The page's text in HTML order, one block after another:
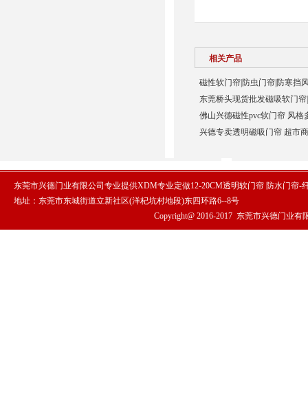
相关产品
磁性软门帘|防虫门帘|防寒挡
东莞桥头现货批发磁吸软门
佛山兴德磁性pvc软门帘 风格
兴德专卖透明磁吸门帘 超市
东莞市兴德门业有限公司专业提供XDM专业定做12-20CM透明软门帘 防水门帘-
地址：东莞市东城街道立新社区(洋杞坑村地段)东四环路6--8号
Copyright@ 2016-2017 东莞市兴德门业有